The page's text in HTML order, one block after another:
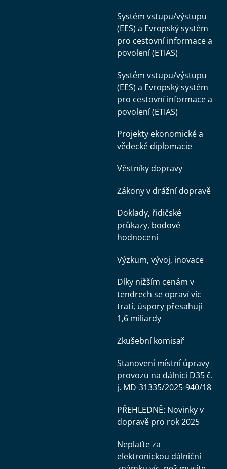
Systém vstupu/výstupu
(EES) a Evropský systém
pro cestovní informace a
povolení (ETIAS)
Systém vstupu/výstupu
(EES) a Evropský systém
pro cestovní informace a
povolení (ETIAS)
Projekty ekonomické a
vědecké diplomacie
Věstníky dopravy
Zákony v drážní dopravě
Doklady, řidičské
průkazy, bodové
hodnocení
Výzkum, vývoj, inovace
Díky nižším cenám v
tendrech se opraví víc
tratí, úspory přesahují
1,6 miliardy
Zkušební komisař
Stanovení místní úpravy
provozu na dálnici D35 č.
j. MD-31335/2025-940/18
PŘEHLEDNĚ: Novinky v
dopravě pro rok 2025
Neplaťte za
elektronickou dálniční